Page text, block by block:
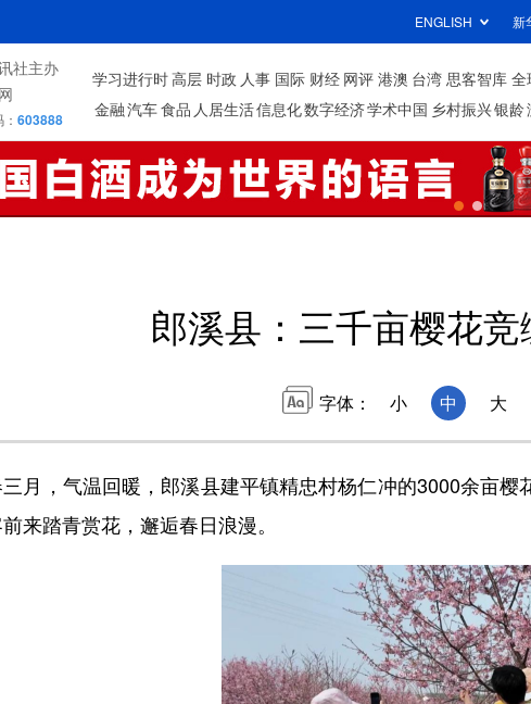
ENGLISH 新
社主办
603888
学习进行时高层 时政 人事 国际 财经 网评 港澳 台湾 思客智库 全
金融汽车食品 人居生活信息化数字经济学术中国 乡村振兴银龄
郎溪县：三千亩樱花
字体： 小 中 大
，气温回暖，郎溪县建平镇精忠村杨仁冲的3000余亩樱
来踏青赏花，邂逅春日浪漫。